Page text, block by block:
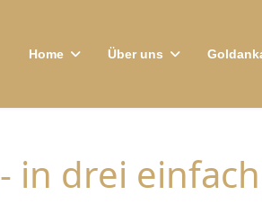
Home Über uns
in drei